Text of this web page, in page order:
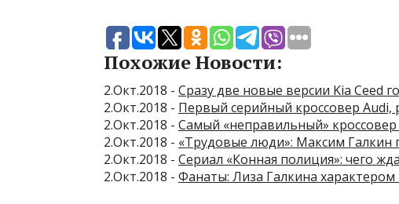
Похожие Новости:
2.Окт.2018 - Сразу две новые версии Kia Ceed
2.Окт.2018 - Первый серийный кроссовер
2.Окт.2018 - Самый «неправильный»
2.Окт.2018 - «Трудовые люди»: Максим Галкин
2.Окт.2018 - Сериал «Конная полиция»: чего
2.Окт.2018 - Фанаты: Лиза Галкина